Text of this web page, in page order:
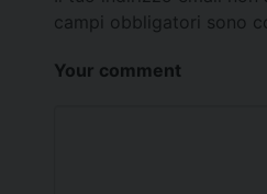
campi obbligatori sono
Your comment